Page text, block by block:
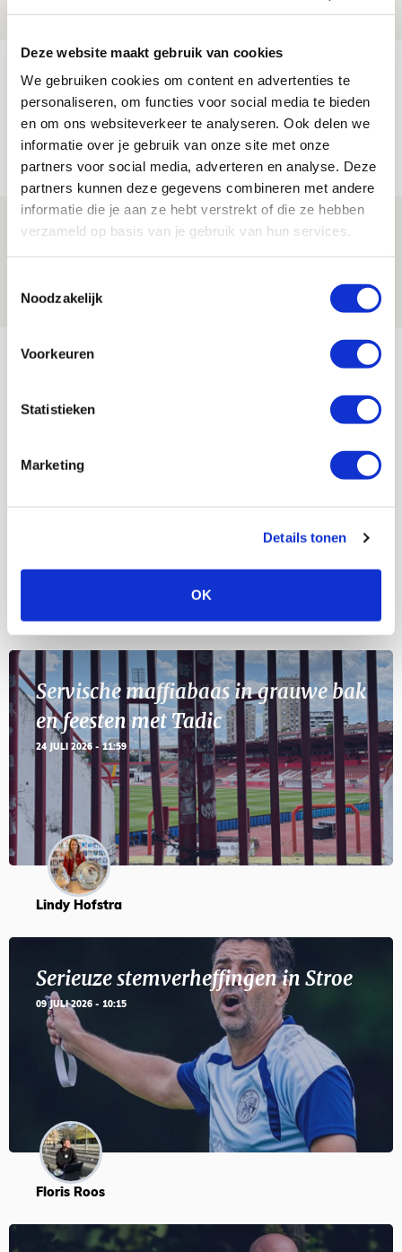
Deze website maakt gebruik van cookies
We gebruiken cookies om content en advertenties te
personaliseren, om functies voor social media te bieden
en om ons websiteverkeer te analyseren. Ook delen we
informatie over je gebruik van onze site met onze
partners voor social media, adverteren en analyse. Deze
partners kunnen deze gegevens combineren met andere
informatie die je aan ze hebt verstrekt of die ze hebben
verzameld op basis van je gebruik van hun services.
Noodzakelijk
Voorkeuren
Statistieken
Marketing
Details tonen
OK
NIEUWS
Míchel geeft blessure-update en
spreekt over Godts, Baas en
aanwinsten
07 AUGUSTUS 2026 - 14:13
NIEUWS
Volop enthousiasme in fotoverslag van
Europees treffen met Shelbourne
FOTOVERSLAG
Bekijk meer
AUG
11
Servische maffiabaas in grauwe bak
en feesten met Tadic
24 JULI 2026 - 11:59
Lindy Hofstra
Serieuze stemverheffingen in Stroe
09 JULI 2026 - 10:15
Floris Roos